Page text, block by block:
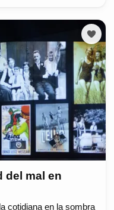
del mal en
cotidiana en la sombra